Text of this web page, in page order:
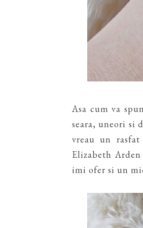
Asa cum va
seara, uneori si
vreau un
Elizabeth
imi ofer si un